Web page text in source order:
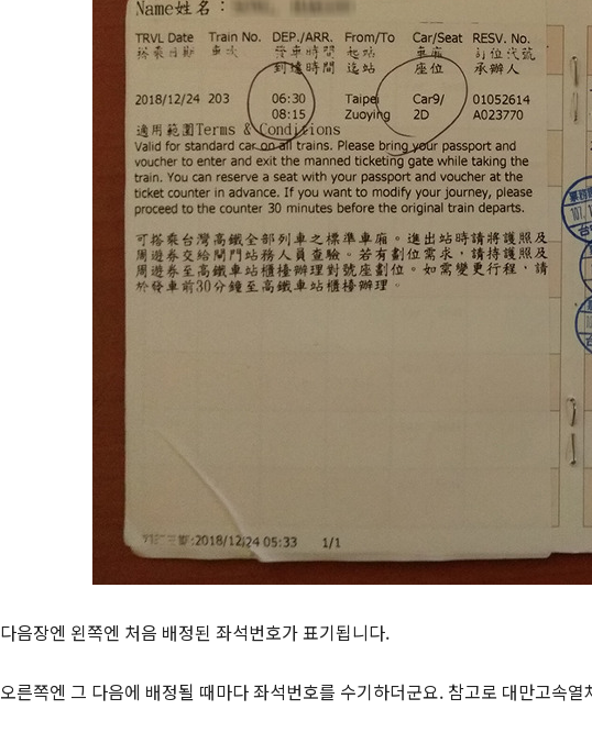
다음장엔 왼쪽엔 처음 배정된 좌석번호가 표기됩니다.
오른쪽엔 그 다음에 배정될 때마다 좌석번호를 수기하더군요. 참고로 대만고속